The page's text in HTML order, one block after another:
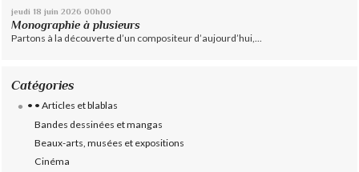
jeudi 18 juin 2026 00h00
Monographie à plusieurs
Partons à la découverte d’un compositeur d’aujourd’hui,...
Catégories
• • Articles et blablas
Bandes dessinées et mangas
Beaux-arts, musées et expositions
Cinéma